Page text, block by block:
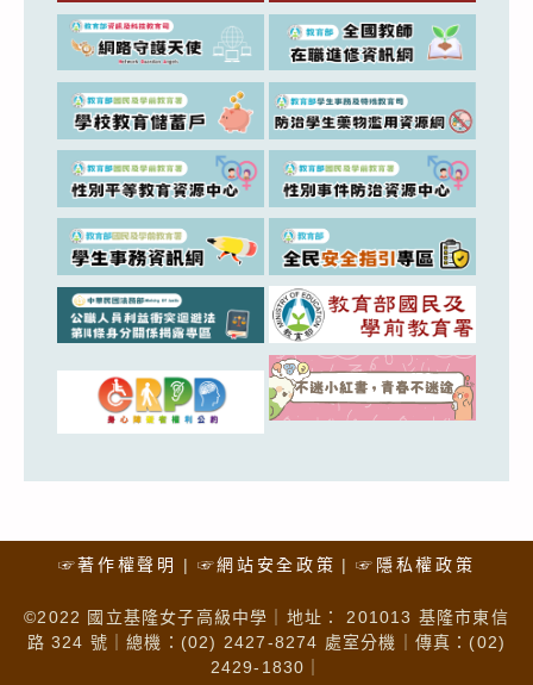
☞著作權聲明 ☞網站安全政策 ☞隱私權政策
©2022 國立基隆女子高級中學｜地址： 201013 基隆市東信
路 324 號｜總機：(02) 2427-8274 處室分機｜傳真：(02)
2429-1830｜